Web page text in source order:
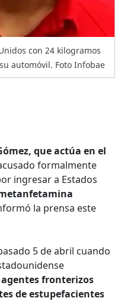
con 24 kilogramos
automóvil. Foto Infobae
que actúa en el
formalmente
ingresar a Estados
la prensa este
5 de abril cuando
agentes fronterizos
de estupefacientes